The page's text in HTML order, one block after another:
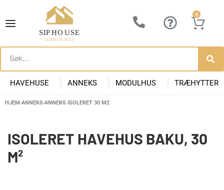
0
HAVEHUSE
Lille Havehus i Træ Have Anneks
ANNEKS
Luksus Anneks
MODULHUS TRÆHYTTER
HJEM›ANNEKS›ANNEKS ISOLERET 30 M2
ISOLERET HAVEHUS BAKU, 30
M²